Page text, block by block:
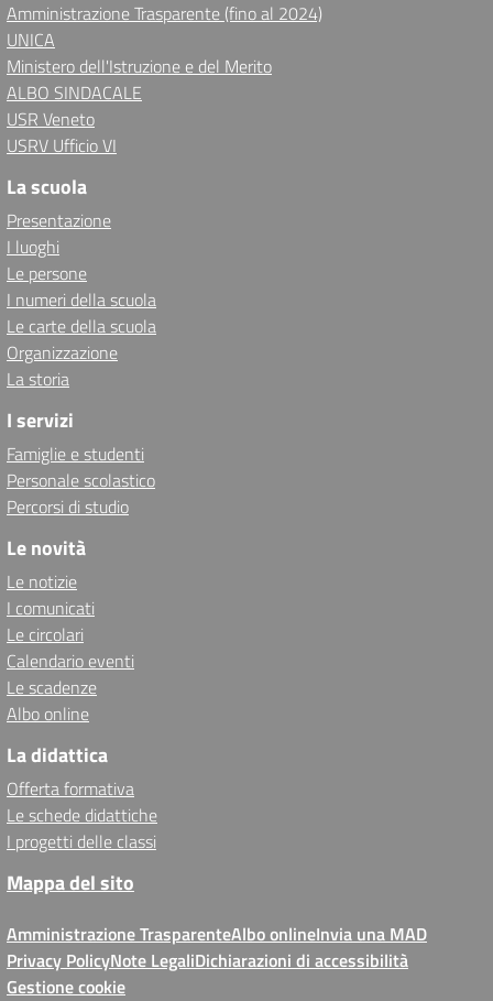
Amministrazione Trasparente (fino al 2024)
UNICA
Ministero dell'Istruzione e del Merito
ALBO SINDACALE
USR Veneto
USRV Ufficio VI
La scuola
Presentazione
I luoghi
Le persone
I numeri della scuola
Le carte della scuola
Organizzazione
La storia
I servizi
Famiglie e studenti
Personale scolastico
Percorsi di studio
Le novità
Le notizie
I comunicati
Le circolari
Calendario eventi
Le scadenze
Albo online
La didattica
Offerta formativa
Le schede didattiche
I progetti delle classi
Mappa del sito
Amministrazione TrasparenteAlbo onlineInvia una MAD
Privacy PolicyNote LegaliDichiarazioni di accessibilità
Gestione cookie